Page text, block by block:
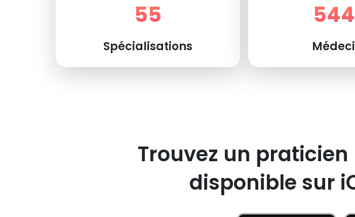
55
Spécialisations
Trouvez un praticien
disponible sur